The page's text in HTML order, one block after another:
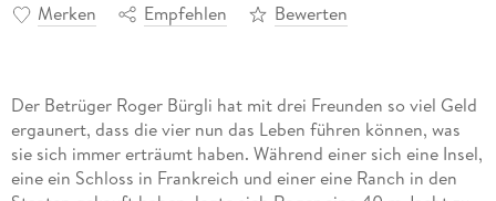
Merken Empfehlen Bewerten
Der Betrüger Roger Bürgli hat mit drei Freunden so viel Geld
ergaunert, dass die vier nun das Leben führen können, was
sie sich immer erträumt haben. Während einer sich eine Insel,
eine ein Schloss in Frankreich und einer eine Ranch in den